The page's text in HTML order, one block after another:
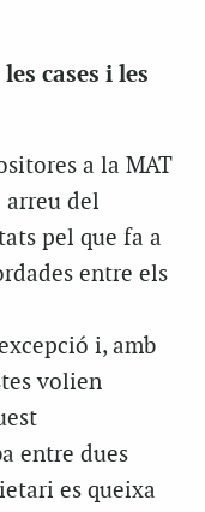
cases i les
a la MAT
arreu del
pel que fa a
entre els
i, amb
volien
entre dues
es queixa